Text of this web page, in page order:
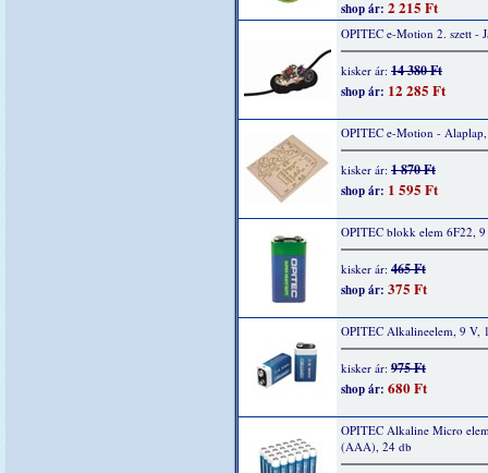
shop ár: 2 215 Ft
OPITEC e-Motion 2. szett -
kisker ár: 14 380 Ft
shop ár: 12 285 Ft
OPITEC e-Motion -
kisker ár: 1 870 Ft
shop ár: 1 595 Ft
OPITEC blokk elem 6F22,
kisker ár: 465 Ft
shop ár: 375 Ft
OPITEC Alkalineelem, 9 V,
kisker ár: 975 Ft
shop ár: 680 Ft
OPITEC Alkaline Micro
(AAA), 24 db